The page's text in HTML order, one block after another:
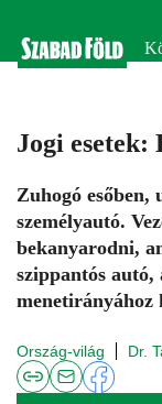
Jogi esetek:
Zuhogó
személyautó.
bekanyarodni,
szippantós
Ország-világ Dr.